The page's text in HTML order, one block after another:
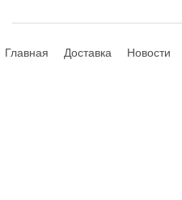
Главная Доставка Новости